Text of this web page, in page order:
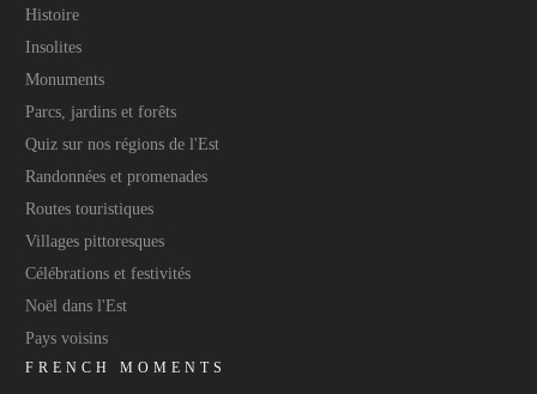
Histoire
Insolites
Monuments
Parcs, jardins et forêts
Quiz sur nos régions de l'Est
Randonnées et promenades
Routes touristiques
Villages pittoresques
Célébrations et festivités
Noël dans l'Est
Pays voisins
FRENCH MOMENTS